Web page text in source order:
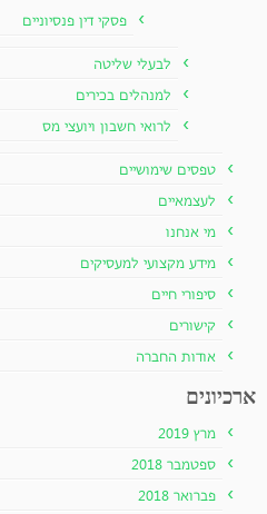
פסקי דין פנסיוניים
לבעלי שליטה
למנהלים בכירים
לרואי חשבון ויועצי מס
טפסים שימושיים
לעצמאיים
מי אנחנו
מידע מקצועי למעסיקים
סיפורי חיים
קישורים
אודות החברה
ארכיונים
מרץ 2019
ספטמבר 2018
פברואר 2018